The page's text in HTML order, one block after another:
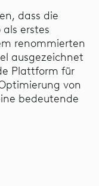
dass die
erstes
renommierten
ausgezeichnet
Plattform für
von
bedeutende